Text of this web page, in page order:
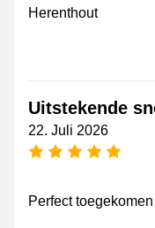
Herenthout
Uitstekende
22. Juli 2026
Perfect toegekomen